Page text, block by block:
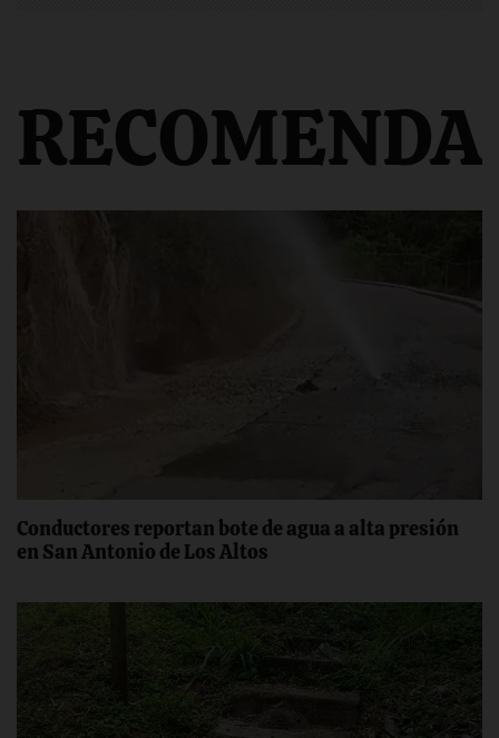
Conductores reportan bote de agua a alta presión
en San Antonio de Los Altos